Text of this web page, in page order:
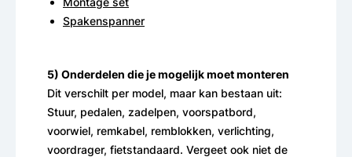
Spakenspanner
5) Onderdelen die je mogelijk moet monteren
Dit verschilt per model, maar kan bestaan uit:
Stuur, pedalen, zadelpen, voorspatbord,
voorwiel, remkabel, remblokken, verlichting,
voordrager, fietstandaard. Vergeet ook niet de